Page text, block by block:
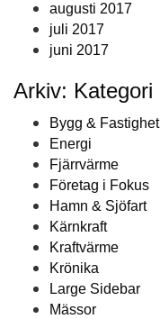
augusti 2017
juli 2017
juni 2017
Arkiv: Kategori
Bygg & Fastighet
Energi
Fjärrvärme
Företag i Fokus
Hamn & Sjöfart
Kärnkraft
Kraftvärme
Krönika
Large Sidebar
Mässor